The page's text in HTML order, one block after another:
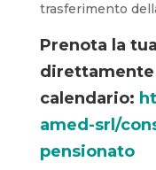
trasferimento
Prenota la
direttamente
calendario:
amed-srl/
pensionato